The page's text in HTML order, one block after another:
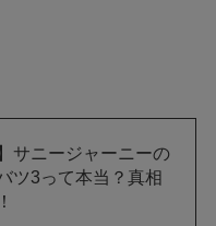
サニージャーニーの
ツ3って本当？真相